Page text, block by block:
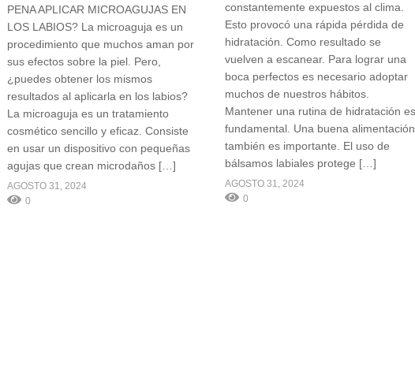
PENA APLICAR MICROAGUJAS EN
LOS LABIOS? La microaguja es un
procedimiento que muchos aman por
sus efectos sobre la piel. Pero,
¿puedes obtener los mismos
resultados al aplicarla en los labios?
La microaguja es un tratamiento
cosmético sencillo y eficaz. Consiste
en usar un dispositivo con pequeñas
agujas que crean microdaños […]
AGOSTO 31, 2024
0
constantemente expuestos al clima.
Esto provocó una rápida pérdida de
hidratación. Como resultado se
vuelven a escanear. Para lograr una
boca perfectos es necesario adoptar
muchos de nuestros hábitos.
Mantener una rutina de hidratación
fundamental. Una buena alimentación
también es importante. El uso de
bálsamos labiales protege […]
AGOSTO 31, 2024
0